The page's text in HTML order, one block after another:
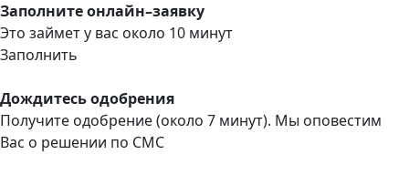
Заполните онлайн–заявку
Это займет у вас около 10 минут
Заполнить
Дождитесь одобрения
Получите одобрение (около 7 минут). Мы оповестим
Вас о решении по СМС